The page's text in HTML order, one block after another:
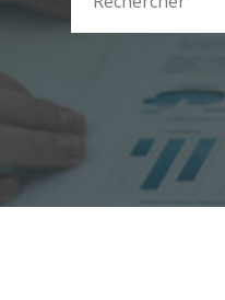
Espace adhérents
EN
Qui sommes-nous
Produits